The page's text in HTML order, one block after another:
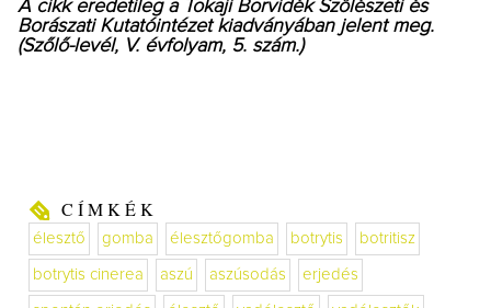
A cikk eredetileg a Tokaji Borvidék Szőlészeti és
Borászati Kutatóintézet kiadványában jelent meg.
(Szőlő-levél, V. évfolyam, 5. szám.)
CÍMKÉK
élesztő gomba élesztőgomba botrytis botritisz
botrytis cinerea aszú aszúsodás erjedés